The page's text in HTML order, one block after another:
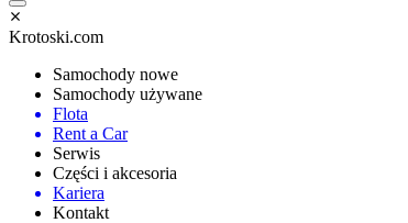
Krotoski.com
Samochody nowe
Samochody używane
Flota
Rent a Car
Serwis
Części i akcesoria
Kariera
Kontakt